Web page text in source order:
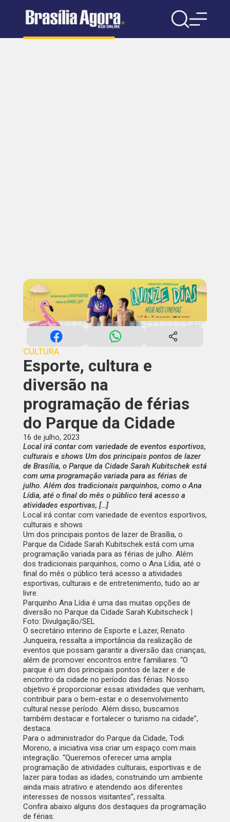
CULTURA
Esporte, cultura e
diversão na
programação de férias
do Parque da Cidade
16 de julho, 2023
Local irá contar com variedade de eventos esportivos,
culturais e shows Um dos principais pontos de lazer
de Brasília, o Parque da Cidade Sarah Kubitschek está
com uma programação variada para as férias de
julho. Além dos tradicionais parquinhos, como o Ana
Lídia, até o final do mês o público terá acesso a
atividades esportivas, […]
Local irá contar com variedade de eventos esportivos,
culturais e shows
Um dos principais pontos de lazer de Brasília, o
Parque da Cidade Sarah Kubitschek está com uma
programação variada para as férias de julho. Além
dos tradicionais parquinhos, como o Ana Lídia, até o
final do mês o público terá acesso a atividades
esportivas, culturais e de entretenimento, tudo ao ar
livre.
Parquinho Ana Lídia é uma das muitas opções de
diversão no Parque da Cidade Sarah Kubitscheck |
Foto: Divulgação/SEL
O secretário interino de Esporte e Lazer, Renato
Junqueira, ressalta a importância da realização de
eventos que possam garantir a diversão das crianças,
além de promover encontros entre familiares. “O
parque é um dos principais pontos de lazer e de
encontro da cidade no período das férias. Nosso
objetivo é proporcionar essas atividades que venham,
contribuir para o bem-estar e o desenvolvimento
cultural nesse período. Além disso, buscamos
também destacar e fortalecer o turismo na cidade”,
destaca.
Para o administrador do Parque da Cidade, Todi
Moreno, a iniciativa visa criar um espaço com mais
integração. “Queremos oferecer uma ampla
programação de atividades culturais, esportivas e de
lazer para todas as idades, construindo um ambiente
ainda mais atrativo e atendendo aos diferentes
interesses de nossos visitantes”, ressalta.
Confira abaixo alguns dos destaques da programação
de férias: